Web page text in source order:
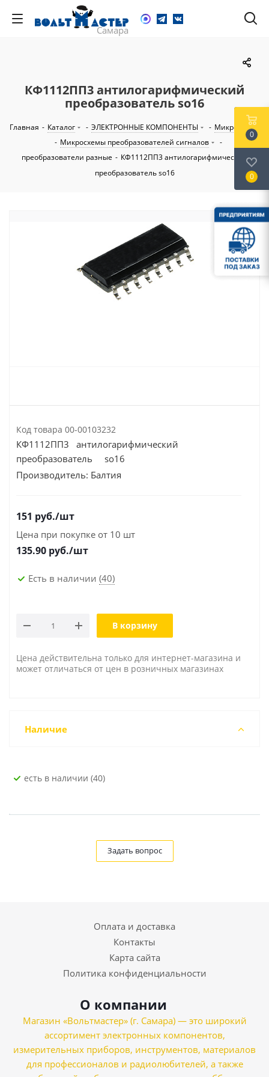
КФ1112ПП3 антилогарифмический
преобразователь so16
Главная - Каталог - ЭЛЕКТРОННЫЕ КОМПОНЕНТЫ - Микросхемы
- Микросхемы преобразователей сигналов
-
преобразователи разные - КФ1112ПП3 антилогарифмический
преобразователь so16
Код товара 00-00103232
КФ1112ПП3 антилогарифмический
преобразователь so16
Производитель: Балтия
151 руб./шт
Цена при покупке от 10 шт
135.90 руб./шт
Есть в наличии (40)
В корзину
Цена действительна только для интернет-магазина и
может отличаться от цен в розничных магазинах
Наличие
Есть в наличии (40)
Задать вопрос
Оплата и доставка
Контакты
Карта сайта
Политика конфиденциальности
О компании
Магазин «Вольтмастер» (г. Самара) — это широкий
ассортимент электронных компонентов,
измерительных приборов, инструментов, материалов
для профессионалов и радиолюбителей, а также
0
0